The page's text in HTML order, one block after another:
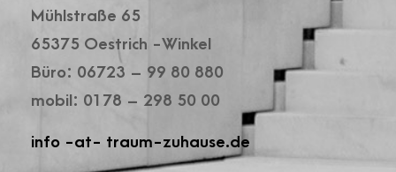
Mühlstraße 65
65375 Oestrich -Winkel
Büro: 06723 – 99 80 880
mobil: 0178 – 298 50 00
info -at- traum-zuhause.de